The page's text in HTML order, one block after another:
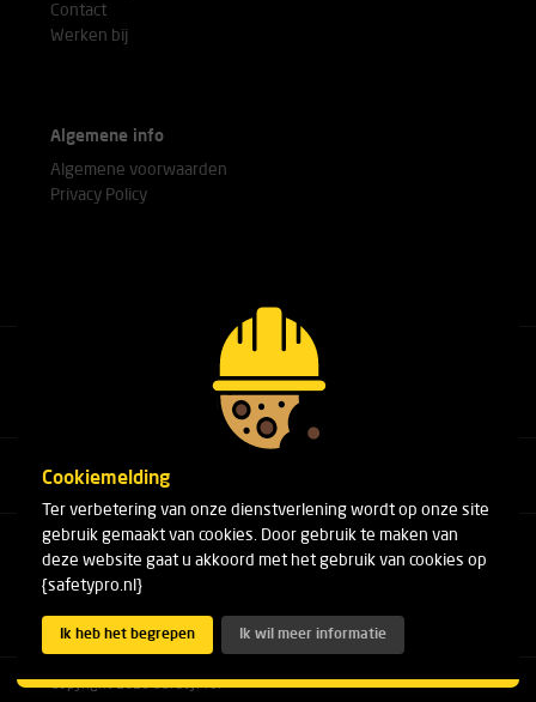
Contact
Werken bij
Algemene info
Algemene voorwaarden
Privacy Policy
Bel met onze experts
+31(0)76 751 25 18
Arduinstraat 20
4827 HK Breda
Telefoon: +31(0)76 751 25 18
E-mail: info@safetypro.nl
Copyright 2026 SafetyPro.
Cookiemelding
Ter verbetering van onze dienstverlening wordt op onze site
gebruik gemaakt van cookies. Door gebruik te maken van
deze website gaat u akkoord met het gebruik van cookies op
{safetypro.nl}
Ik heb het begrepen Ik wil meer informatie